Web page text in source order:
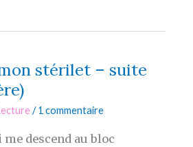
stérilet – suite
/1 commentaire
descend au bloc